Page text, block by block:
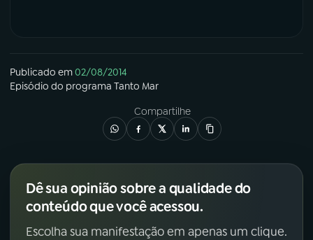
Publicado em02/08/2014
Episódio do programa Tanto Mar
Compartilhe
Dê sua opinião sobre a qualidade do
conteúdo que você acessou.
Escolha sua manifestação em apenas um clique.